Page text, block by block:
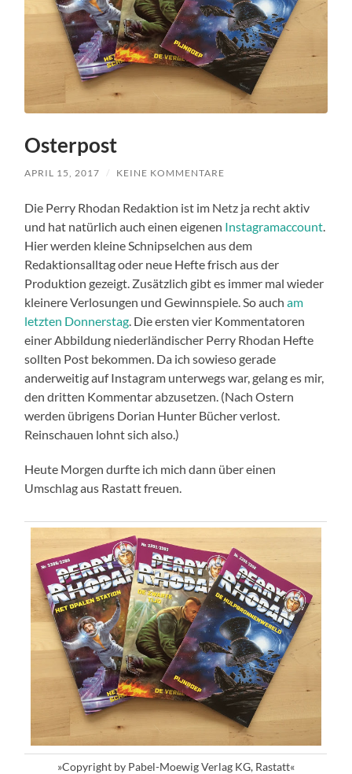
Osterpost
APRIL 15, 2017 / KEINE KOMMENTARE
Die Perry Rhodan Redaktion ist im Netz ja recht aktiv
und hat natürlich auch einen eigenen Instagramaccount
Hier werden kleine Schnipselchen aus dem
Redaktionsalltag oder neue Hefte frisch aus der
Produktion gezeigt. Zusätzlich gibt es immer mal wieder
kleinere Verlosungen und Gewinnspiele. So aucham
letzten Donnerstag . Die ersten vier Kommentatoren
einer Abbildung niederländischer Perry Rhodan Hefte
sollten Post bekommen. Da ich sowieso gerade
anderweitig auf Instagram unterwegs war, gelang es mir,
den dritten Kommentar abzusetzen. (Nach Ostern
werden übrigens Dorian Hunter Bücher verlost.
Reinschauen lohnt sich also.)
Heute Morgen durfte ich mich dann über einen
Umschlag aus Rastatt freuen.
»Copyright by Pabel-Moewig Verlag KG, Rastatt«